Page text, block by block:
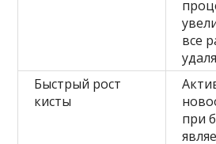
все
Быстрый рост
кисты
при